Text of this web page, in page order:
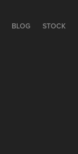
BLOG STOCK